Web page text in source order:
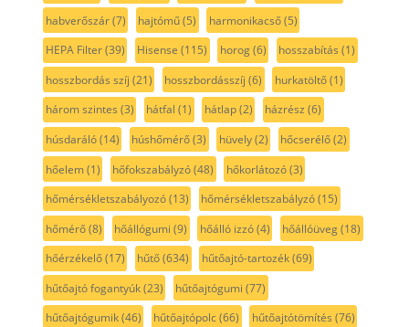
habverőszár(7) hajtómű(5) harmonikacső(5)
HEPA Filter(39) Hisense (115) horog(6) hosszabítás (1)
hosszbordás szíj (21) hosszbordásszíj (6) hurkatöltő(1)
három szintes (3) hátfal (1) hátlap(2) házrész (6)
húsdaráló(14) húshőmérő(3) hüvely(2) hőcserélő(2)
hőelem(1) hőfokszabályzó(48) hőkorlátozó(3)
hőmérsékletszabályozó(13) hőmérsékletszabályzó(15)
hőmérő(8) hőállógumi (9) hőálló izzó(4) hőállóüveg(18)
hőérzékelő(17) hűtő(634) hűtőajtó-tartozék(69)
hűtőajtó fogantyúk(23) hűtőajtógumi (77)
hűtőajtógumik(46) hűtőajtópolc(66) hűtőajtótömítés (76)